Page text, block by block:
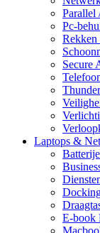
Parallel
Pc-
Rekken
Secure
Laptops &
E-book